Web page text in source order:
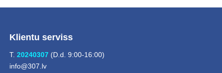
Klientu serviss
T. 20240307(D.d. 9:00-16:00)
info@307.lv